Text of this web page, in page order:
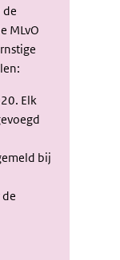
de
MLvO
Elk
bij